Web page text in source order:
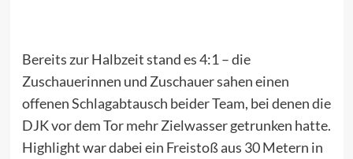
Bereits zur Halbzeit stand es 4:1 – die
Zuschauerinnen und Zuschauer sahen einen
offenen Schlagabtausch beider Team, bei denen die
DJK vor dem Tor mehr Zielwasser getrunken hatte.
Highlight war dabei ein Freistoß aus 30 Metern in